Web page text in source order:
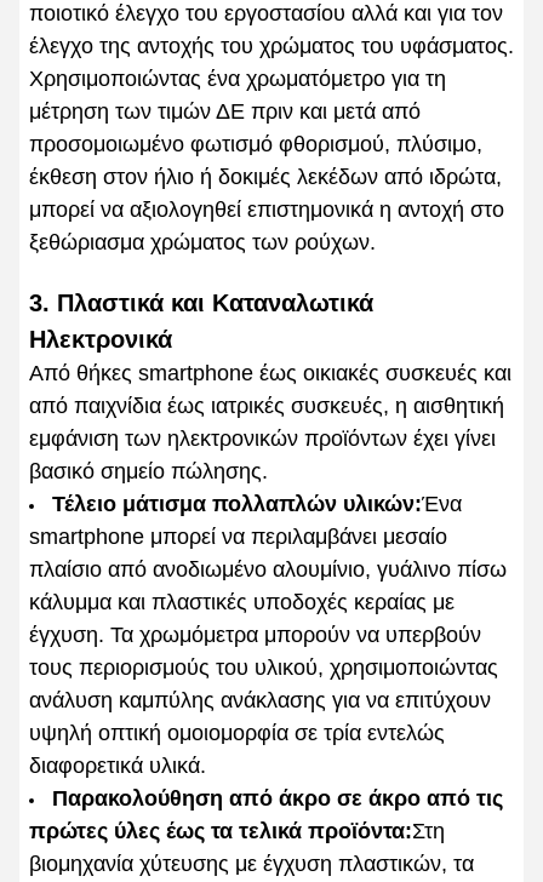
ποιοτικό έλεγχο του εργοστασίου αλλά και για τον
έλεγχο της αντοχής του χρώματος του υφάσματος.
Χρησιμοποιώντας ένα χρωματόμετρο για τη
μέτρηση των τιμών ΔE πριν και μετά από
προσομοιωμένο φωτισμό φθορισμού, πλύσιμο,
έκθεση στον ήλιο ή δοκιμές λεκέδων από ιδρώτα,
μπορεί να αξιολογηθεί επιστημονικά η αντοχή στο
ξεθώριασμα χρώματος των ρούχων.
3. Πλαστικά και Καταναλωτικά
Ηλεκτρονικά
Από θήκες smartphone έως οικιακές συσκευές και
από παιχνίδια έως ιατρικές συσκευές, η αισθητική
εμφάνιση των ηλεκτρονικών προϊόντων έχει γίνει
βασικό σημείο πώλησης.
Τέλειο μάτισμα πολλαπλών υλικών:Ένα
smartphone μπορεί να περιλαμβάνει μεσαίο
πλαίσιο από ανοδιωμένο αλουμίνιο, γυάλινο πίσω
κάλυμμα και πλαστικές υποδοχές κεραίας με
έγχυση. Τα χρωμόμετρα μπορούν να υπερβούν
τους περιορισμούς του υλικού, χρησιμοποιώντας
ανάλυση καμπύλης ανάκλασης για να επιτύχουν
υψηλή οπτική ομοιομορφία σε τρία εντελώς
διαφορετικά υλικά.
Παρακολούθηση από άκρο σε άκρο από τις
πρώτες ύλες έως τα τελικά προϊόντα:Στη
βιομηχανία χύτευσης με έγχυση πλαστικών, τα